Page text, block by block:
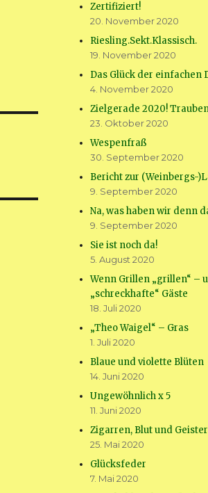
Zertifiziert!
20. November 2020
Riesling.Sekt.Klassisch.
19. November 2020
Das Glück der einfachen
4. November 2020
Zielgerade 2020!
23. Oktober 2020
Wespenfraß
30. September 2020
Bericht zur (Weinbergs-
9. September 2020
Na, was haben wir denn
9. September 2020
Sie ist noch da!
5. August 2020
Wenn Grillen „grillen“ –
„schreckhafte“ Gäste
18. Juli 2020
„Theo Waigel“ – Gras
1. Juli 2020
Blaue und violette Blüten
14. Juni 2020
Ungewöhnlich x 5
11. Juni 2020
Zigarren, Blut und Geister
25. Mai 2020
Glücksfeder
7. Mai 2020